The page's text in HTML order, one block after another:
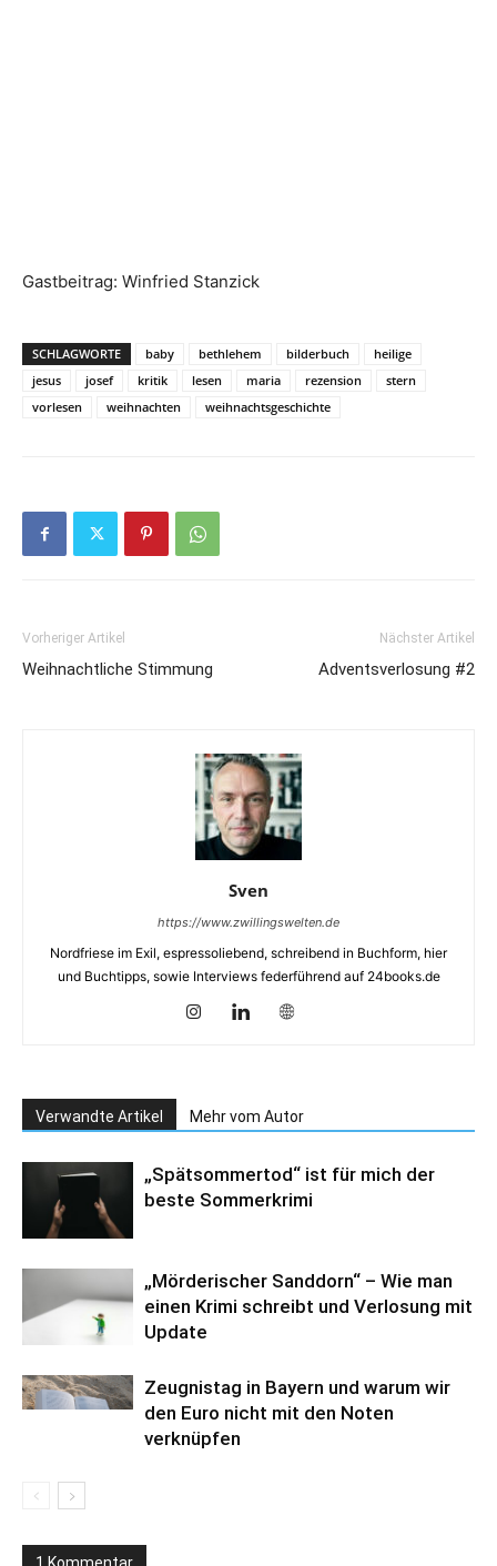
Gastbeitrag: Winfried Stanzick
SCHLAGWORTE baby bethlehem bilderbuch
heilige
jesus
josef kritik lesen maria rezension
stern
vorlesen
weihnachten weihnachtsgeschichte
Vorheriger Artikel
Weihnachtliche Stimmung
Nächster Artikel
Adventsverlosung #2
Sven
https://www.zwillingswelten.de
Nordfriese im Exil, espressoliebend, schreibend in Buchform, hier
und Buchtipps, sowie Interviews federführend auf 24books.de
Verwandte Artikel Mehr vom Autor
„Spätsommertod“ ist für mich der
beste Sommerkrimi
„Mörderischer Sanddorn“ – Wie man
einen Krimi schreibt und Verlosung mit
Update
Zeugnistag in Bayern und warum wir
den Euro nicht mit den Noten
verknüpfen